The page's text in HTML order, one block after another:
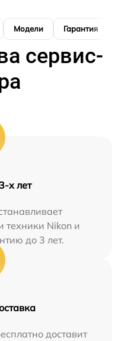
Модели Гарантия
сервис-
х лет
техники Nikon и
до 3 лет.
доставит